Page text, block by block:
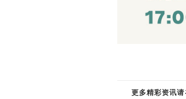
更多精彩资讯